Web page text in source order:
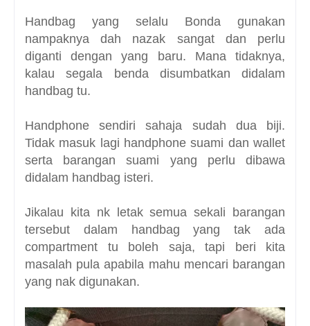
Handbag yang selalu Bonda gunakan
nampaknya dah nazak sangat dan perlu
diganti dengan yang baru. Mana tidaknya,
kalau segala benda disumbatkan didalam
handbag tu.
Handphone sendiri sahaja sudah dua biji.
Tidak masuk lagi handphone suami dan wallet
serta barangan suami yang perlu dibawa
didalam handbag isteri.
Jikalau kita nk letak semua sekali barangan
tersebut dalam handbag yang tak ada
compartment tu boleh saja, tapi beri kita
masalah pula apabila mahu mencari barangan
yang nak digunakan.